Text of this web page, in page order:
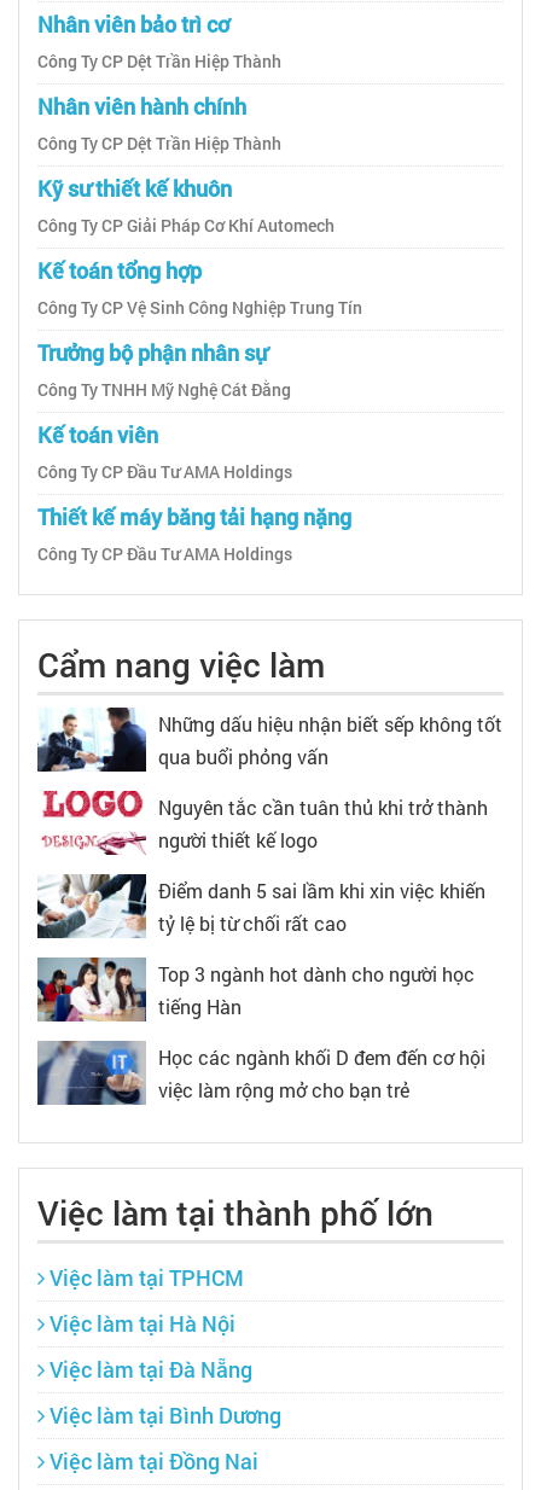
Nhân viên bảo trì cơ
Công Ty CP Dệt Trần Hiệp Thành
Nhân viên hành chính
Công Ty CP Dệt Trần Hiệp Thành
Kỹ sư thiết kế khuôn
Công Ty CP Giải Pháp Cơ Khí Automech
Kế toán tổng hợp
Công Ty CP Vệ Sinh Công Nghiệp Trung Tín
Trưởng bộ phận nhân sự
Công Ty TNHH Mỹ Nghệ Cát Đằng
Kế toán viên
Công Ty CP Đầu Tư AMA Holdings
Thiết kế máy băng tải hạng nặng
Công Ty CP Đầu Tư AMA Holdings
Cẩm nang việc làm
Những dấu hiệu nhận biết sếp không tốt
qua buổi phỏng vấn
Nguyên tắc cần tuân thủ khi trở thành
người thiết kế logo
Điểm danh 5 sai lầm khi xin việc khiến
tỷ lệ bị từ chối rất cao
Top 3 ngành hot dành cho người học
tiếng Hàn
Học các ngành khối D đem đến cơ hội
việc làm rộng mở cho bạn trẻ
Việc làm tại thành phố lớn
Việc làm tại TPHCM
Việc làm tại Hà Nội
Việc làm tại Đà Nẵng
Việc làm tại Bình Dương
Việc làm tại Đồng Nai